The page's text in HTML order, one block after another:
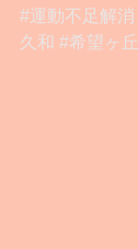
#運動不足解消
久和 #希望ヶ丘